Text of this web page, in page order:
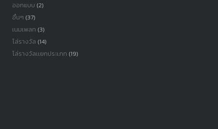
ออกแบบ (2)
อื่นๆ (37)
เนมเพลท (3)
โล่รางวัล (14)
โล่รางวัลเเยกประเภท (19)